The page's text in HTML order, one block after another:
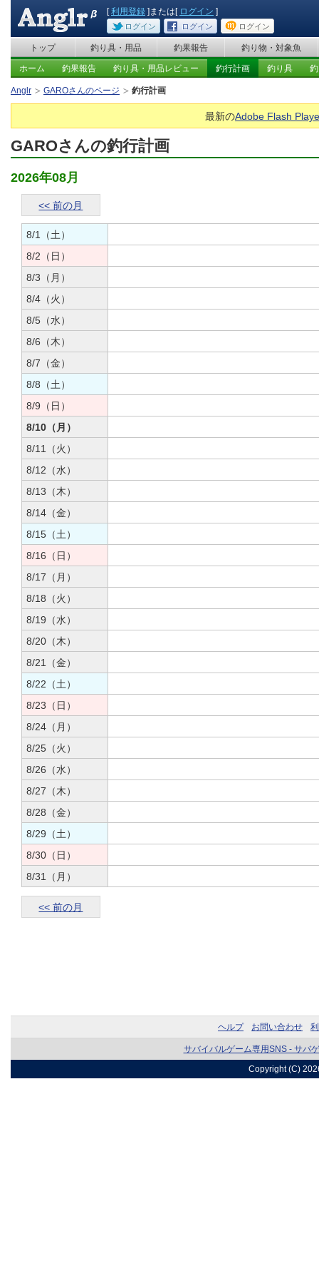
[利用登録 ]または[ ログイン ]
ログイン ログイン ログイン
トップ 釣り具・用品 釣果報告 釣り物・対象魚
ホーム 釣果報告 釣り具・用品レビュー 釣行計画 釣り具
Anglr GAROさんのページ 釣行計画
最新のAdobe Flash
GAROさんの釣行計画
2026年08月
<< 前の月
8/1（土）
8/2（日）
8/3（月）
8/4（火）
8/5（水）
8/6（木）
8/7（金）
8/8（土）
8/9（日）
8/10（月）
8/11（火）
8/12（水）
8/13（木）
8/14（金）
8/15（土）
8/16（日）
8/17（月）
8/18（火）
8/19（水）
8/20（木）
8/21（金）
8/22（土）
8/23（日）
8/24（月）
8/25（火）
8/26（水）
8/27（木）
8/28（金）
8/29（土）
8/30（日）
8/31（月）
<< 前の月
ヘルプ お問い合わせ
サバイバルゲーム専用SNS - サバ
Copyright (C)